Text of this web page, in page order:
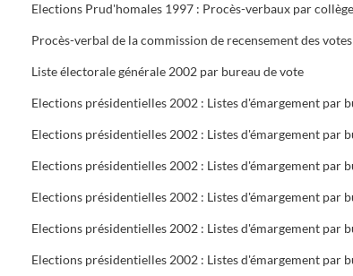
Procès-verbal de la commission de recensement des votes
Liste électorale générale 2002 par bureau de vote